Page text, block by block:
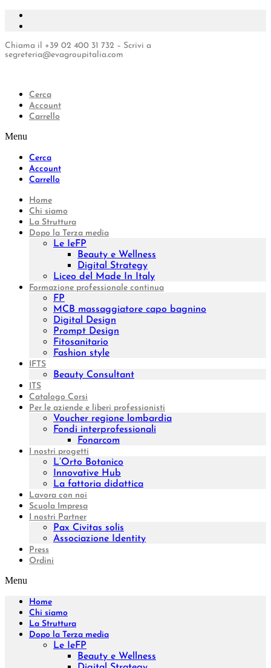
Chiama il +39 02 400 31 732 – Scrivi a
segreteria@evagroupitalia.com
Cerca
Account
Carrello
Menu
Cerca
Account
Carrello
Home
Chi siamo
La Struttura
Dopo la Terza media
Le IeFP
Beauty e Wellness
Digital Strategy
Liceo del Made In Italy
Formazione professionale continua
FP
MCB massaggiatore capo bagnino
Digital Design
Prompt Design
Fitosanitario
Fashion style
IFTS
Beauty Consultant
ITS
Catalogo Corsi
Per le aziende e liberi professionisti
Voucher regione lombardia
Fondi interprofessionali
Fonarcom
I nostri progetti
L’Orto Botanico
Innovative Hub
La fattoria didattica
Lavora con noi
Scuola Impresa
I nostri Partner
Pax Civitas solis
Associazione Identity
Press
Ordini
Menu
Home
Chi siamo
La Struttura
Dopo la Terza media
Le IeFP
Beauty e Wellness